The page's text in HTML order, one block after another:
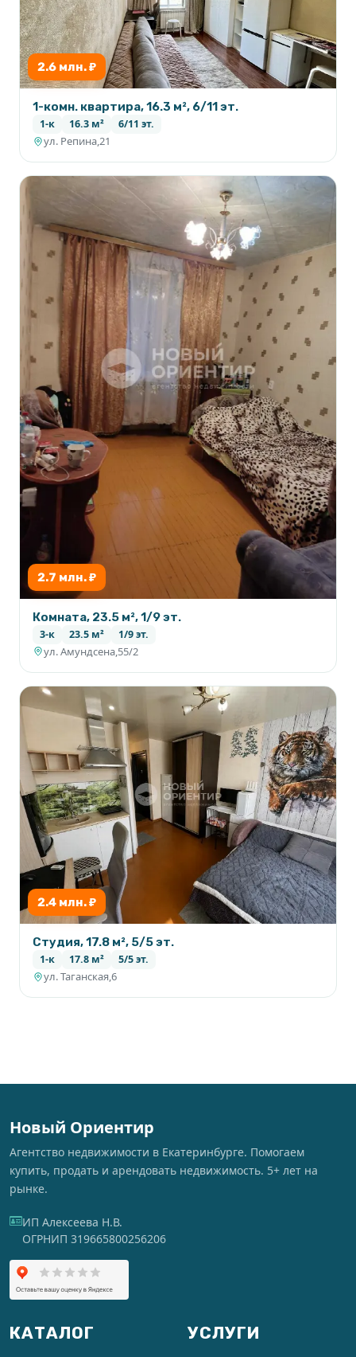
2.6 млн. ₽
1-комн. квартира, 16.3 м², 6/11 эт.
1-к 16.3 м² 6/11 эт.
ул. Репина,21
2.7 млн. ₽
Комната, 23.5 м², 1/9 эт.
3-к 23.5 м² 1/9 эт.
ул. Амундсена,55/2
2.4 млн. ₽
Студия, 17.8 м², 5/5 эт.
1-к 17.8 м² 5/5 эт.
ул. Таганская,6
Новый Ориентир
Агентство недвижимости в Екатеринбурге. Помогаем
купить, продать и арендовать недвижимость. 5+ лет на
рынке.
ИП Алексеева Н.В.
ОГРНИП 319665800256206
КАТАЛОГ УСЛУГИ